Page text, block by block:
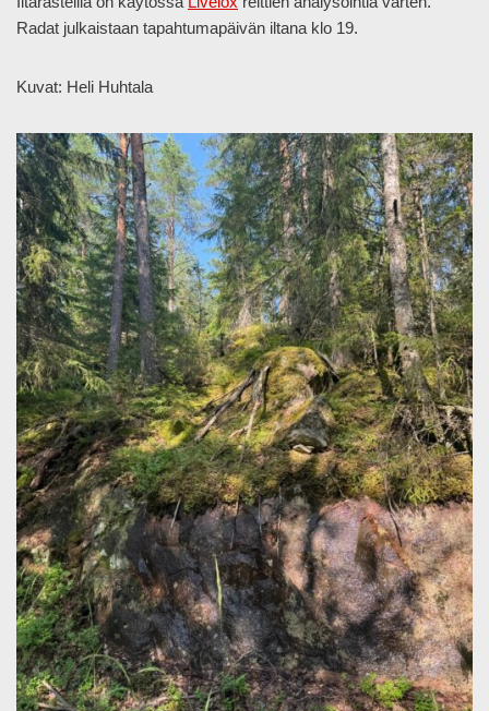
Radat julkaistaan tapahtumapäivän iltana klo 19.
Kuvat: Heli Huhtala